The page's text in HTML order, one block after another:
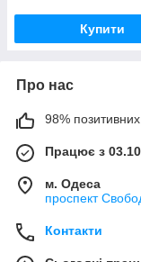
Купити
Про нас
98% позитивних
Працює з
м. Одеса
проспект
Контакти